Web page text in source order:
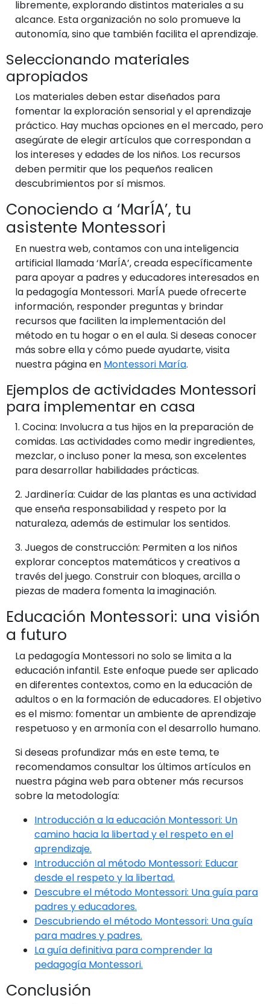
libremente, explorando distintos materiales a su
alcance. Esta organización no solo promueve la
autonomía, sino que también facilita el aprendizaje.
Seleccionando materiales
apropiados
Los materiales deben estar diseñados para
fomentar la exploración sensorial y el aprendizaje
práctico. Hay muchas opciones en el mercado, pero
asegúrate de elegir artículos que correspondan a
los intereses y edades de los niños. Los recursos
deben permitir que los pequeños realicen
descubrimientos por sí mismos.
Conociendo a ‘MarÍA’, tu
asistente Montessori
En nuestra web, contamos con una inteligencia
artificial llamada ‘MarÍA’, creada específicamente
para apoyar a padres y educadores interesados en
la pedagogía Montessori. MarÍA puede ofrecerte
información, responder preguntas y brindar
recursos que faciliten la implementación del
método en tu hogar o en el aula. Si deseas conocer
más sobre ella y cómo puede ayudarte, visita
nuestra página en Montessori María.
Ejemplos de actividades Montessori
para implementar en casa
1. Cocina: Involucra a tus hijos en la preparación de
comidas. Las actividades como medir ingredientes,
mezclar, o incluso poner la mesa, son excelentes
para desarrollar habilidades prácticas.
2. Jardinería: Cuidar de las plantas es una actividad
que enseña responsabilidad y respeto por la
naturaleza, además de estimular los sentidos.
3. Juegos de construcción: Permiten a los niños
explorar conceptos matemáticos y creativos a
través del juego. Construir con bloques, arcilla o
piezas de madera fomenta la imaginación.
Educación Montessori: una visión
a futuro
La pedagogía Montessori no solo se limita a la
educación infantil. Este enfoque puede ser aplicado
en diferentes contextos, como en la educación de
adultos o en la formación de educadores. El objetivo
es el mismo: fomentar un ambiente de aprendizaje
respetuoso y en armonía con el desarrollo humano.
Si deseas profundizar más en este tema, te
recomendamos consultar los últimos artículos en
nuestra página web para obtener más recursos
sobre la metodología:
Introducción a la educación Montessori: Un
camino hacia la libertad y el respeto en el
aprendizaje.
Introducción al método Montessori: Educar
desde el respeto y la libertad.
Descubre el método Montessori: Una guía para
padres y educadores.
Descubriendo el método Montessori: Una guía
para madres y padres.
La guía definitiva para comprender la
pedagogía Montessori.
Conclusión